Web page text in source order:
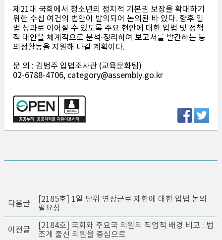
제21대 국회에서 청소년의 정치적 기본권 보장을 확대하기
위한 수십 여건의 법안이 발의되어 논의된 바 있다. 향후 입
법 성과로 이어질 수 있도록 주요 현안에 대한 입법 및 정책
적 대안을 체계적으로 분석·정리하여 보고서를 발간하는 등
의정활동을 지원해 나갈 계획이다.
문 의 : 김범주 입법조사관 (교육문화팀)
02-6788-4706, category@assembly.go.kr
다음글
[2185호] 1일 단위 연장근로 제한에 대한 입법 논의
필요성
이전글
[2184호] 국회와 주요국 의원의 직업적 배경 비교 : 법
조계 출신 의원을 중심으로